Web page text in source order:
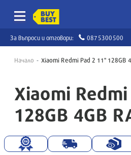
За въпроси и отговори: 0875300500
Начало Xiaomi Redmi Pad 2 11" 128GB
Xiaomi
128GB 4GB